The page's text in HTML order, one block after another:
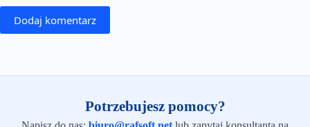
Dodaj komentarz
Potrzebujesz pomocy?